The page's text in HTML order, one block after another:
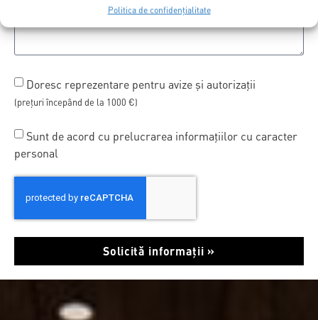
Politica de confidențialitate
Doresc reprezentare pentru avize și autorizații
(prețuri începând de la 1000 €)
Sunt de acord cu prelucrarea informațiilor cu caracter
personal
Solicită informații »